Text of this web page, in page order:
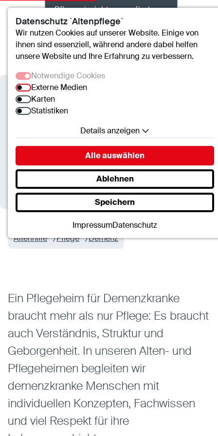
Pflegeeinrichtungen finden
Kontakt Suche Menü
Demenz – geborgene
Lebensräume für
demenzkranke Menschen im
Pflegeheim
Alten- und Pflegeheime der ctt
Altenhilfe Pflege Demenz
Ein Pflegeheim für Demenzkranke
braucht mehr als nur Pflege: Es braucht
auch Verständnis, Struktur und
Geborgenheit. In unseren Alten- und
Pflegeheimen begleiten wir
demenzkranke Menschen mit
individuellen Konzepten, Fachwissen
und viel Respekt für ihre
Datenschutz `Altenpflege`
Wir nutzen Cookies auf unserer Website. Einige von
ihnen sind essenziell, während andere dabei helfen
unsere Website und Ihre Erfahrung zu verbessern.
Notwendige Cookies
Externe Medien
Karten
Statistiken
Details anzeigen
Notwendige Cookies
Essenzielle Cookies ermöglichen grundlegende
Funktionen und sind für die einwandfreie Funktion
der Website erforderlich.
SC.Cookie
mscookie
Eigentümer dieser Website
Zweck:
Speichert die vom Benutzer ausgewählten
Externe Medien
Mit Ihrer Zustimmung erlauben Sie das Laden von
externen Medien.
Vimeo
Anbieter:
Zweck:Verwendung um Vimeo-Videoinhalte zu
entsperren.
Youtube
Anbieter:Youtube LLC
Verwendung um Youtube-Videoinhalte zu
Alle auswählen
Ablehnen
Speichern
ImpressumDatenschutz